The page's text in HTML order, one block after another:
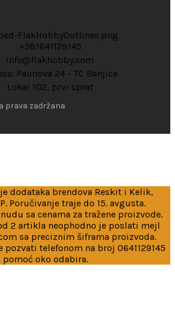
+381641129145
info@flakhobby.com
Paunova 24 - TC Banjica
Lokal 102, prvi sprat
prava zadržana
dodataka brendova Reskit i Kelik,
Poručivanje traje do 15. avgusta.
sa cenama za tražene proizvode.
2 artikla neophodno je poslati mejl
sa preciznim šiframa proizvoda.
pozvati telefonom na broj 0641129145
oko odabira.